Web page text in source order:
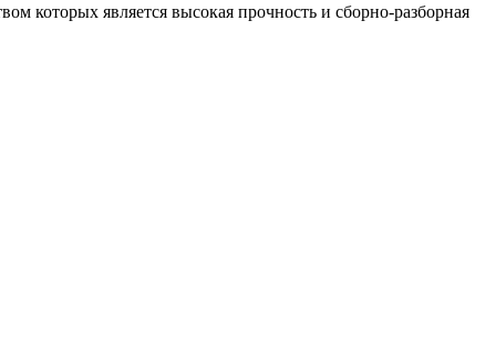
которых является высокая прочность и сборно-разборная